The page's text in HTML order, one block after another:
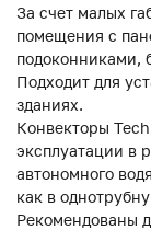
За счет малых
помещения с
подоконниками,
Подходит для
зданиях.
Конвекторы
эксплуатации в
автономного
как в
Рекомендованы